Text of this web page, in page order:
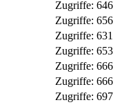
Zugriffe: 646
Zugriffe: 656
Zugriffe: 631
Zugriffe: 653
Zugriffe: 666
Zugriffe: 666
Zugriffe: 697